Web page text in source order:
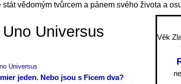
vědomým tvůrcem a pánem svého života a
Universus
Universus
jeden. Nebo jsou s Ficem dva?
Věk